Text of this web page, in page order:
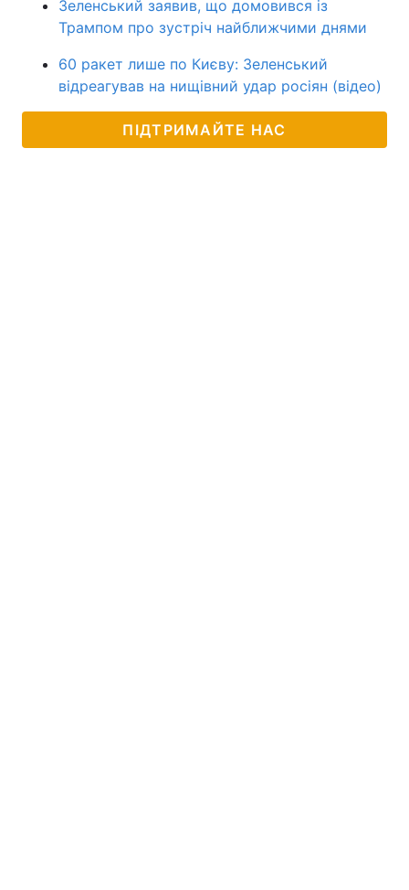
Зеленський заявив, що домовився із
Трампом про зустріч найближчими днями
60 ракет лише по Києву: Зеленський
відреагував на нищівний удар росіян (відео)
ПІДТРИМАЙТЕ НАС